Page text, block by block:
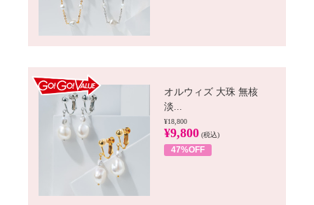
オルウィズ 大珠 無核
淡...
¥18,800
¥9,800 (税込)
47%OFF